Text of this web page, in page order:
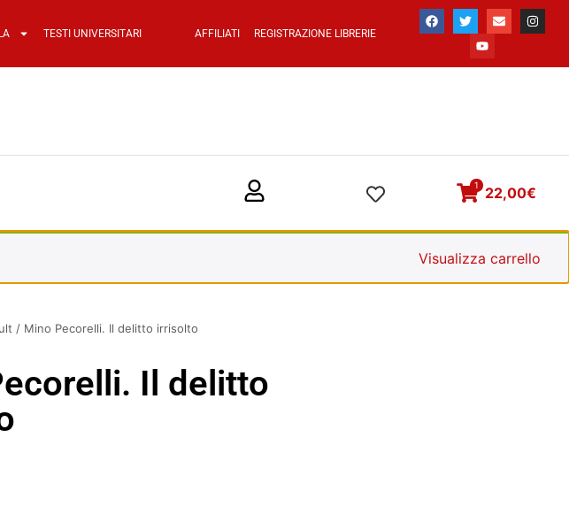
TESTI UNIVERSITARI AFFILIATI REGISTRAZIONE LIBRERIE
22,00€
1
Visualizza carrello
/ Mino Pecorelli. Il delitto irrisolto
Il delitto